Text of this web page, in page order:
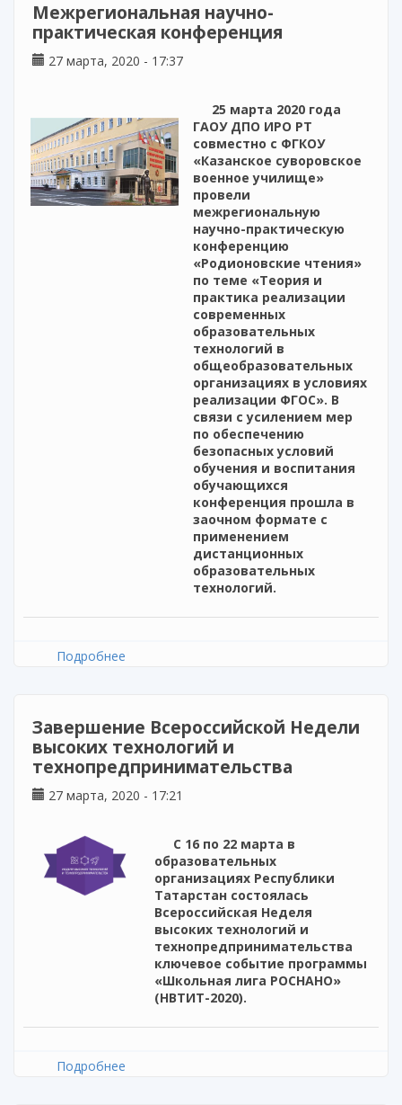
Межрегиональная научно-
практическая конференция
27 марта, 2020 - 17:37
25 марта 2020 года
ГАОУ ДПО ИРО РТ
совместно с ФГКОУ
«Казанское суворовское
военное училище»
провели
межрегиональную
научно-практическую
конференцию
«Родионовские чтения»
по теме «Теория и
практика реализации
современных
образовательных
технологий в
общеобразовательных
организациях в условиях
реализации ФГОС». В
связи с усилением мер
по обеспечению
безопасных условий
обучения и воспитания
обучающихся
конференция прошла в
заочном формате с
применением
дистанционных
образовательных
технологий.
Подробнее
Завершение Всероссийской Недели
высоких технологий и
технопредпринимательства
27 марта, 2020 - 17:21
С 16 по 22 марта в
образовательных
организациях Республики
Татарстан состоялась
Всероссийская Неделя
высоких технологий и
технопредпринимательства
ключевое событие программы
«Школьная лига РОСНАНО»
(НВТИТ-2020).
Подробнее